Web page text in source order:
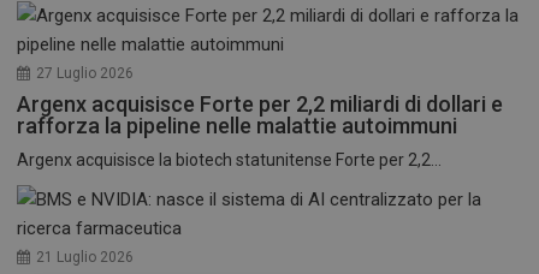
27 Luglio 2026
Argenx acquisisce Forte per 2,2 miliardi di dollari e
rafforza la pipeline nelle malattie autoimmuni
Argenx acquisisce la biotech statunitense Forte per 2,2...
21 Luglio 2026